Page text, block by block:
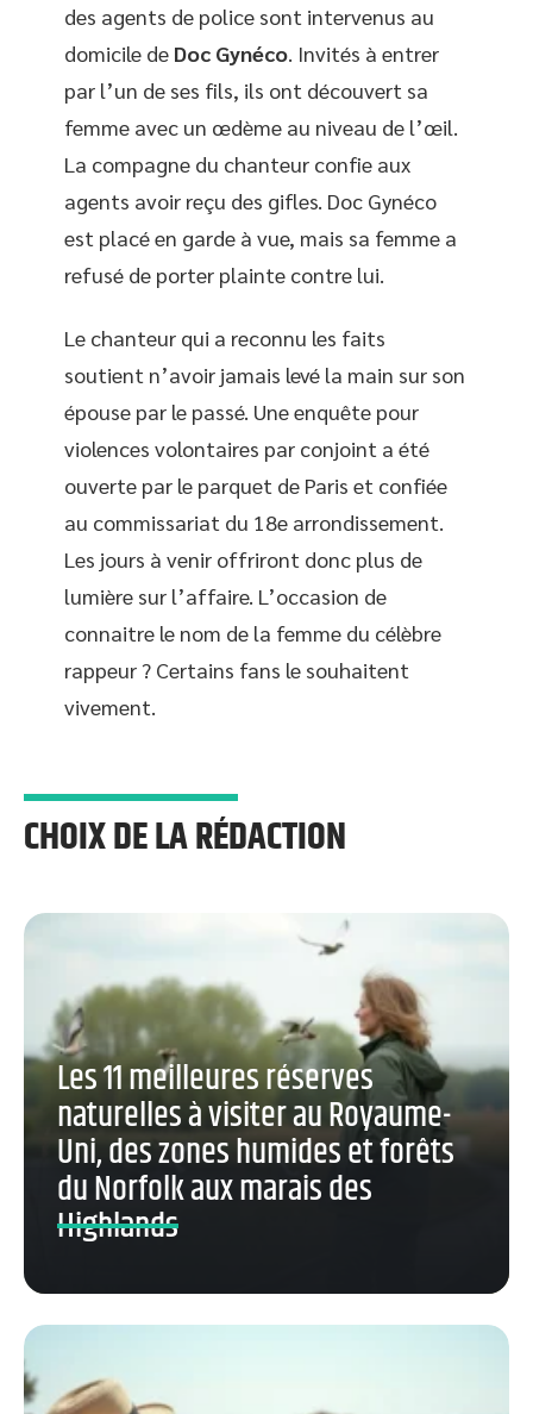
des agents de police sont intervenus au
domicile de Doc Gynéco. Invités à entrer
par l’un de ses fils, ils ont découvert sa
femme avec un œdème au niveau de l’œil.
La compagne du chanteur confie aux
agents avoir reçu des gifles. Doc Gynéco
est placé en garde à vue, mais sa femme a
refusé de porter plainte contre lui.
Le chanteur qui a reconnu les faits
soutient n’avoir jamais levé la main sur son
épouse par le passé. Une enquête pour
violences volontaires par conjoint a été
ouverte par le parquet de Paris et confiée
au commissariat du 18e arrondissement.
Les jours à venir offriront donc plus de
lumière sur l’affaire. L’occasion de
connaitre le nom de la femme du célèbre
rappeur ? Certains fans le souhaitent
vivement.
CHOIX DE LA RÉDACTION
Les 11 meilleures réserves
naturelles à visiter au Royaume-
Uni, des zones humides et forêts
du Norfolk aux marais des
Highlands